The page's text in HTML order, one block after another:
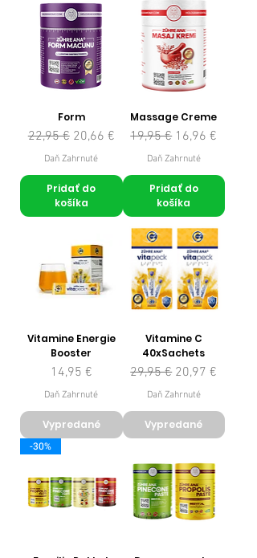
Form
Normálna cena
22,95 € Zľavnená cena
20,66 €
Daň Zahrnuté
Pridať do
košíka
Massage Creme
Normálna cena
19,95 € Zľavnená cena
16,96 €
Daň Zahrnuté
Pridať do
košíka
Vitamine Energie
Booster
Cena
14,95 €
Daň Zahrnuté
Vypredané
Vitamine C
40xSachets
Normálna cena
29,95 € Zľavnená cena
20,97 €
Daň Zahrnuté
Vypredané
-30%